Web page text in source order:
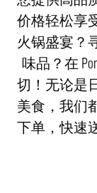
价格轻松享
火锅盛宴？
味品？在
切！无论是
美食，我们
下单，快速